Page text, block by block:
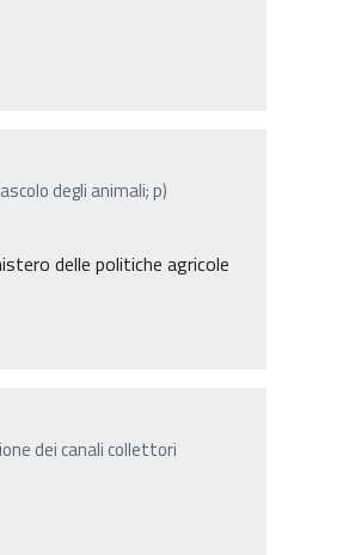
degli animali; p)
delle politiche agricole
dei canali collettori